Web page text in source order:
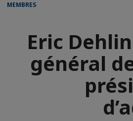
MEMBRES
Eric
général